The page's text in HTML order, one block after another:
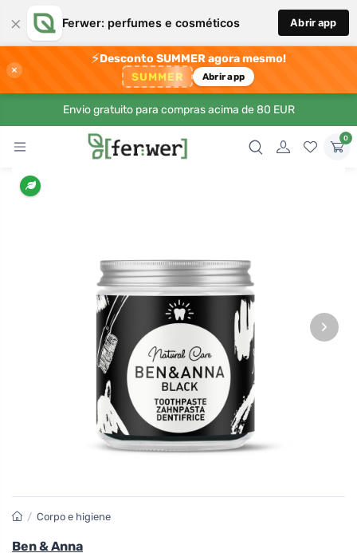
× Ferwer: perfumes e cosméticos Abrir app
×
⚡Desconto SUMMER agora mesmo!
SUMMER Abrir app
Envio gratuito para compras acima de 80 EUR
0
›
/ Corpo e higiene
Ben & Anna